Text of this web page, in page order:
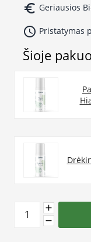
euro_symbol Geriausios
access_time Pristatymas
Šioje